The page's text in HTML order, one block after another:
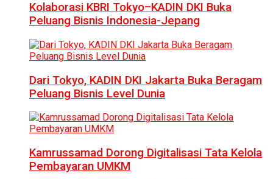
Kolaborasi KBRI Tokyo–KADIN DKI Buka
Peluang Bisnis Indonesia-Jepang
Dari Tokyo, KADIN DKI Jakarta Buka Beragam
Peluang Bisnis Level Dunia
Kamrussamad Dorong Digitalisasi Tata Kelola
Pembayaran UMKM